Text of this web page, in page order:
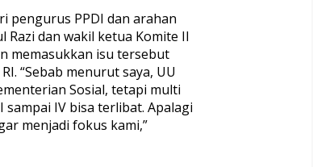
pengurus PPDI dan arahan
Razi dan wakil ketua Komite II
memasukkan isu tersebut
“Sebab menurut saya, UU
Sosial, tetapi multi
IV bisa terlibat. Apalagi
menjadi fokus kami,”